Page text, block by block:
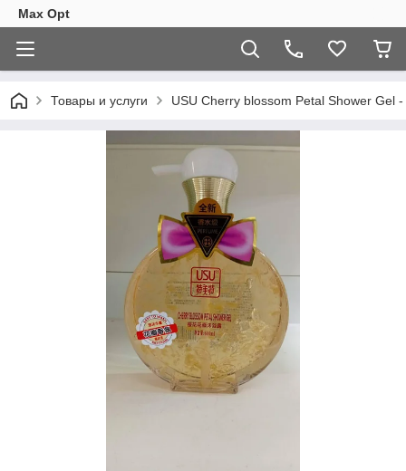
Max Opt
Товары и услуги USU Cherry blossom Petal Shower Gel